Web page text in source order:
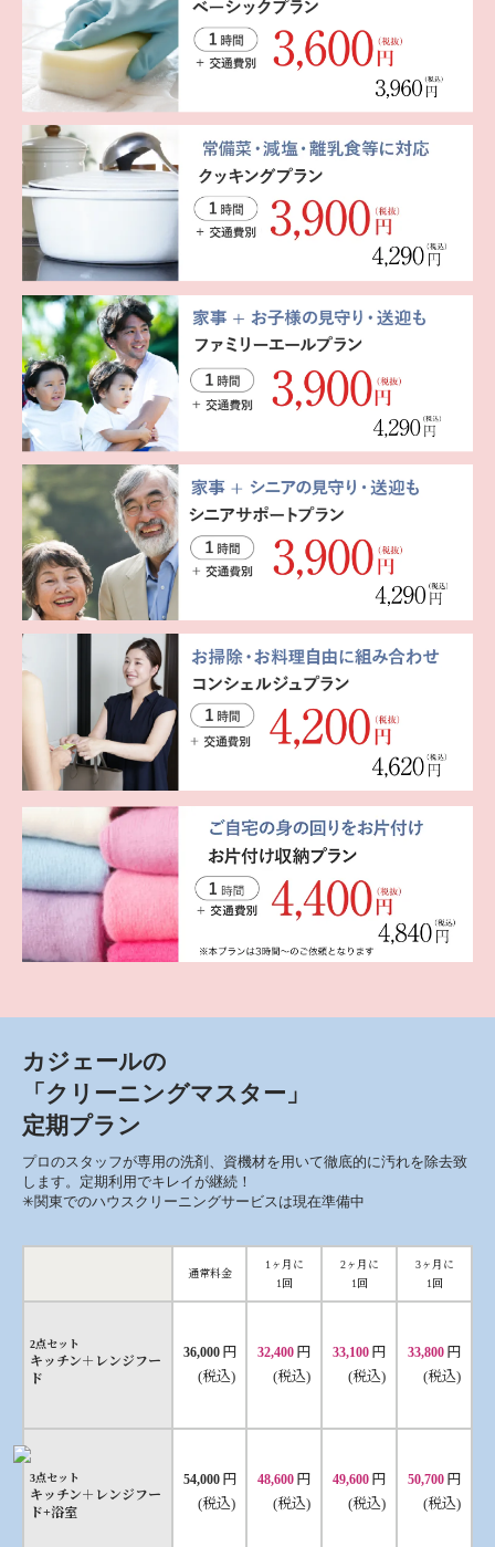
カジェールの
「クリーニングマスター」
定期プラン
プロのスタッフが専用の洗剤、資機材を用いて徹底的に汚れを除去致
します。定期利用でキレイが継続！
✳︎関東でのハウスクリーニングサービスは現在準備中
通常料金
1ヶ月に
1回
2ヶ月に
1回
3ヶ月に
1回
2点セット
キッチン＋レンジフー
ド
36,000 円
(税込)
32,400 円
(税込)
33,100 円
(税込)
33,800 円
(税込)
3点セット
キッチン＋レンジフー
ド+浴室
54,000 円
(税込)
48,600 円
(税込)
49,600 円
(税込)
50,700 円
(税込)